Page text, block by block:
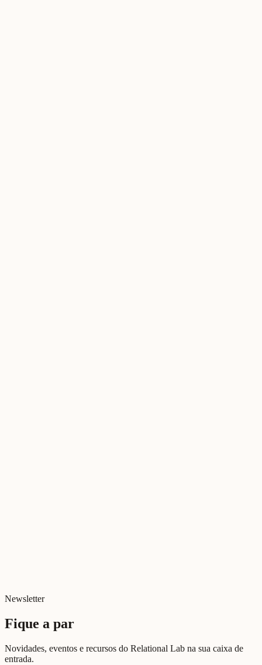
Newsletter
Fique a par
Novidades, eventos e recursos do Relational Lab na sua caixa de
entrada.